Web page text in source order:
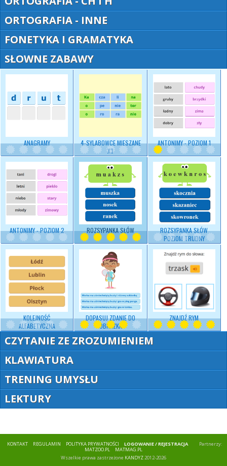
ORTOGRAFIA - INNE
FONETYKA I GRAMATYKA
SŁOWNE ZABAWY
ANAGRAMY
4-SYLABOWCE MIESZANE
X3
ANTONIMY - POZIOM 1
ANTONIMY - POZIOM 2 ROZSYPANKA SŁÓW
ROZSYPANKA SŁÓW
POZIOM TRUDNY
KOLEJNOŚĆ
ALFABETYCZNA
DOPASUJ ZDANIE DO
OBRAZKA
ZNAJDŹ RYM
CZYTANIE ZE ZROZUMIENIEM
KLAWIATURA
TRENING UMYSŁU
LEKTURY
KONTAKT REGULAMIN POLITYKA PRYWATNOŚCI LOGOWANIE / REJESTRACJA
Partnerzy:
MATZOO.PL
MATMAG.PL
Wszelkie prawa zastrzeżone KANDYZ2012-2026